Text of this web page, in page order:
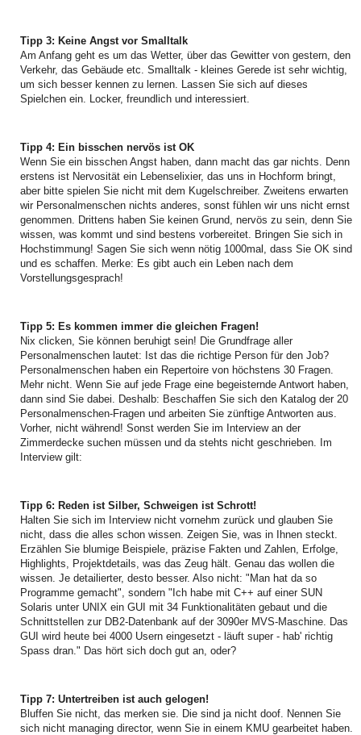
Tipp 3: Keine Angst vor Smalltalk
Am Anfang geht es um das Wetter, über das Gewitter von gestern, den
Verkehr, das Gebäude etc. Smalltalk - kleines Gerede ist sehr wichtig,
um sich besser kennen zu lernen. Lassen Sie sich auf dieses
Spielchen ein. Locker, freundlich und interessiert.
Tipp 4: Ein bisschen nervös ist OK
Wenn Sie ein bisschen Angst haben, dann macht das gar nichts. Denn
erstens ist Nervosität ein Lebenselixier, das uns in Hochform bringt,
aber bitte spielen Sie nicht mit dem Kugelschreiber. Zweitens erwarten
wir Personalmenschen nichts anderes, sonst fühlen wir uns nicht ernst
genommen. Drittens haben Sie keinen Grund, nervös zu sein, denn Sie
wissen, was kommt und sind bestens vorbereitet. Bringen Sie sich in
Hochstimmung! Sagen Sie sich wenn nötig 1000mal, dass Sie OK sind
und es schaffen. Merke: Es gibt auch ein Leben nach dem
Vorstellungsgesprach!
Tipp 5: Es kommen immer die gleichen Fragen!
Nix clicken, Sie können beruhigt sein! Die Grundfrage aller
Personalmenschen lautet: Ist das die richtige Person für den Job?
Personalmenschen haben ein Repertoire von höchstens 30 Fragen.
Mehr nicht. Wenn Sie auf jede Frage eine begeisternde Antwort haben,
dann sind Sie dabei. Deshalb: Beschaffen Sie sich den Katalog der 20
Personalmenschen-Fragen und arbeiten Sie zünftige Antworten aus.
Vorher, nicht während! Sonst werden Sie im Interview an der
Zimmerdecke suchen müssen und da stehts nicht geschrieben. Im
Interview gilt:
Tipp 6: Reden ist Silber, Schweigen ist Schrott!
Halten Sie sich im Interview nicht vornehm zurück und glauben Sie
nicht, dass die alles schon wissen. Zeigen Sie, was in Ihnen steckt.
Erzählen Sie blumige Beispiele, präzise Fakten und Zahlen, Erfolge,
Highlights, Projektdetails, was das Zeug hält. Genau das wollen die
wissen. Je detailierter, desto besser. Also nicht: "Man hat da so
Programme gemacht", sondern "Ich habe mit C++ auf einer SUN
Solaris unter UNIX ein GUI mit 34 Funktionalitäten gebaut und die
Schnittstellen zur DB2-Datenbank auf der 3090er MVS-Maschine. Das
GUI wird heute bei 4000 Usern eingesetzt - läuft super - hab' richtig
Spass dran." Das hört sich doch gut an, oder?
Tipp 7: Untertreiben ist auch gelogen!
Bluffen Sie nicht, das merken sie. Die sind ja nicht doof. Nennen Sie
sich nicht managing director, wenn Sie in einem KMU gearbeitet haben.